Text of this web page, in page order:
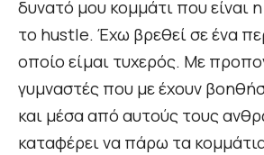
δυνατό μου κομμάτι που είναι η
το hustle. Έχω βρεθεί σε ένα
οποίο είμαι τυχερός. Με
γυμναστές που με έχουν
και μέσα από αυτούς τους
καταφέρει να πάρω τα